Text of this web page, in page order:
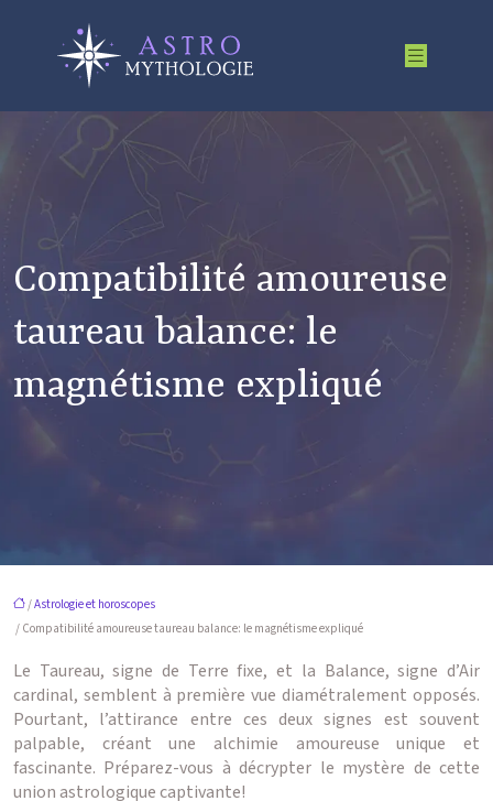
Compatibilité amoureuse
taureau balance: le
magnétisme expliqué
/Astrologie et horoscopes
/ Compatibilité amoureuse taureau balance: le magnétisme expliqué
Le Taureau, signe de Terre fixe, et la Balance, signe d’Air
cardinal, semblent à première vue diamétralement opposés.
Pourtant, l’attirance entre ces deux signes est souvent
palpable, créant une alchimie amoureuse unique et
fascinante. Préparez-vous à décrypter le mystère de cette
union astrologique captivante!